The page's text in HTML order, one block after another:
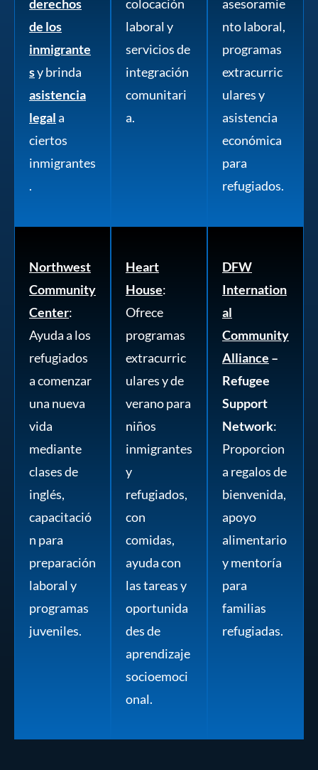
derechos
de los
inmigrante
sy brinda
asistencia
legala
ciertos
inmigrantes
.
colocación
laboral y
servicios de
integración
comunitari
a.
asesoramie
nto laboral,
programas
extracurric
ulares y
asistencia
económica
para
refugiados.
Northwest
Community
Center:
Ayuda a los
refugiados
a comenzar
una nueva
vida
mediante
clases de
inglés,
capacitació
n para
preparación
laboral y
programas
juveniles.
Heart
House:
Ofrece
programas
extracurric
ulares y de
verano para
niños
inmigrantes
y
refugiados,
con
comidas,
ayuda con
las tareas y
oportunida
des de
aprendizaje
socioemoci
onal.
DFW
Internation
al
Community
Alliance –
Refugee
Support
Network:
Proporcion
a regalos de
bienvenida,
apoyo
alimentario
y mentoría
para
familias
refugiadas.